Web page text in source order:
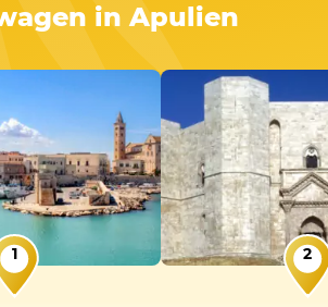
in Apulien
1 2